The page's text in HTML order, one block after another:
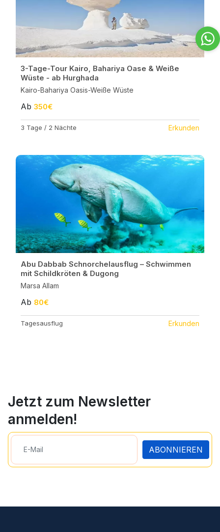
3-Tage-Tour Kairo, Bahariya Oase & Weiße
Wüste - ab Hurghada
Kairo-Bahariya Oasis-Weiße Wüste
Ab 350€
3 Tage / 2 Nächte Erkunden
Abu Dabbab Schnorchelausflug – Schwimmen
mit Schildkröten & Dugong
Marsa Allam
Ab 80€
Tagesausflug Erkunden
Jetzt zum Newsletter
anmelden!
ABONNIEREN